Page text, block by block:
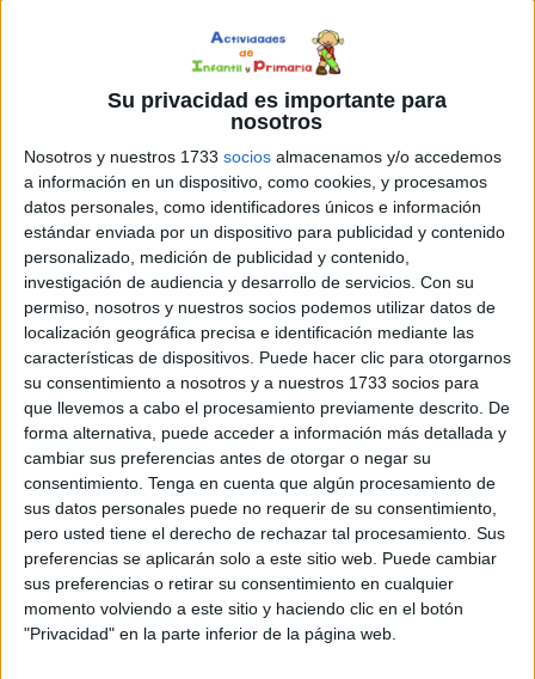
Su privacidad es importante para
nosotros
Nosotros y nuestros 1733 socios almacenamos y/o accedemos
a información en un dispositivo, como cookies, y procesamos
datos personales, como identificadores únicos e información
estándar enviada por un dispositivo para publicidad y contenido
personalizado, medición de publicidad y contenido,
investigación de audiencia y desarrollo de servicios. Con su
permiso, nosotros y nuestros socios podemos utilizar datos de
localización geográfica precisa e identificación mediante las
características de dispositivos. Puede hacer clic para otorgarnos
su consentimiento a nosotros y a nuestros 1733 socios para
que llevemos a cabo el procesamiento previamente descrito. De
forma alternativa, puede acceder a información más detallada y
cambiar sus preferencias antes de otorgar o negar su
consentimiento. Tenga en cuenta que algún procesamiento de
sus datos personales puede no requerir de su consentimiento,
pero usted tiene el derecho de rechazar tal procesamiento. Sus
preferencias se aplicarán solo a este sitio web. Puede cambiar
sus preferencias o retirar su consentimiento en cualquier
momento volviendo a este sitio y haciendo clic en el botón
"Privacidad" en la parte inferior de la página web.